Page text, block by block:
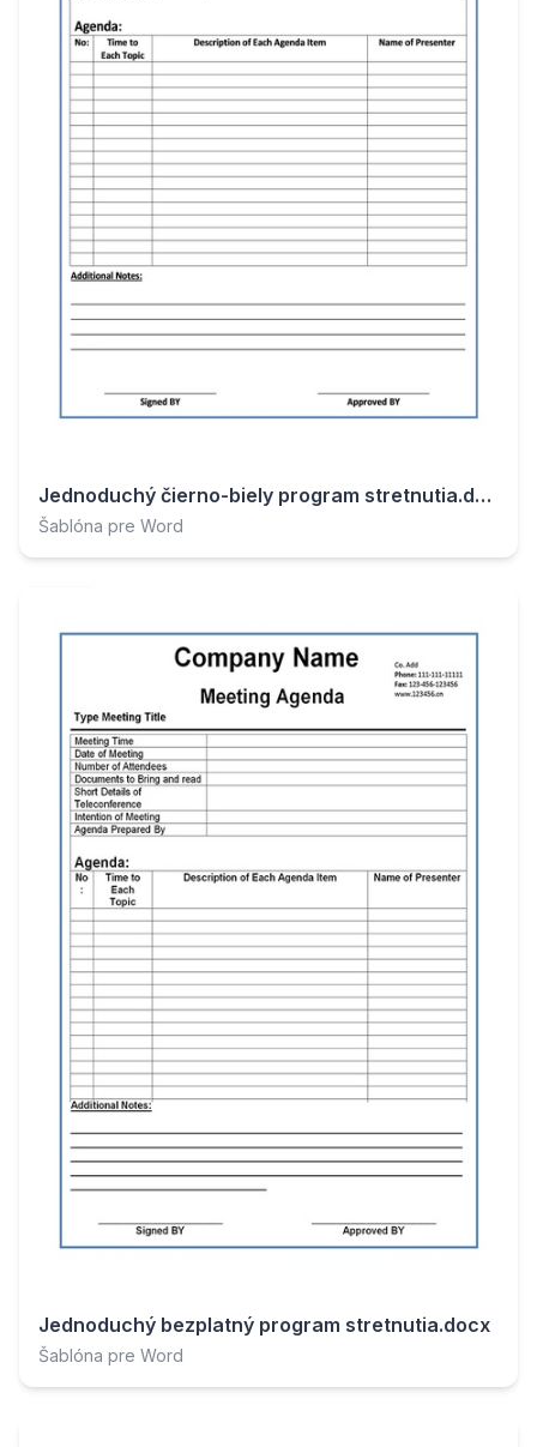
Jednoduchý čierno-biely program stretnutia.docx
Šablóna pre Word
Jednoduchý bezplatný program stretnutia.docx
Šablóna pre Word